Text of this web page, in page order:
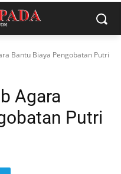
Bantu Biaya Pengobatan Putri
Agara
Putri